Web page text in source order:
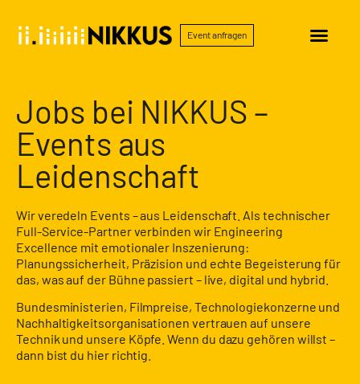
Event anfragen
Jobs bei NIKKUS –
Events aus
Leidenschaft
Wir veredeln Events – aus Leidenschaft. Als technischer
Full-Service-Partner verbinden wir Engineering
Excellence mit emotionaler Inszenierung:
Planungssicherheit, Präzision und echte Begeisterung für
das, was auf der Bühne passiert – live, digital und hybrid.
Bundesministerien, Filmpreise, Technologiekonzerne und
Nachhaltigkeitsorganisationen vertrauen auf unsere
Technik und unsere Köpfe. Wenn du dazu gehören willst –
dann bist du hier richtig.